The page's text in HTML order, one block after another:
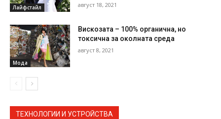
Лайфстайл август 18, 2021
Мода
Вискозата – 100% органична, но
токсична за околната среда
август 8, 2021
ТЕХНОЛОГИИ И УСТРОЙСТВА